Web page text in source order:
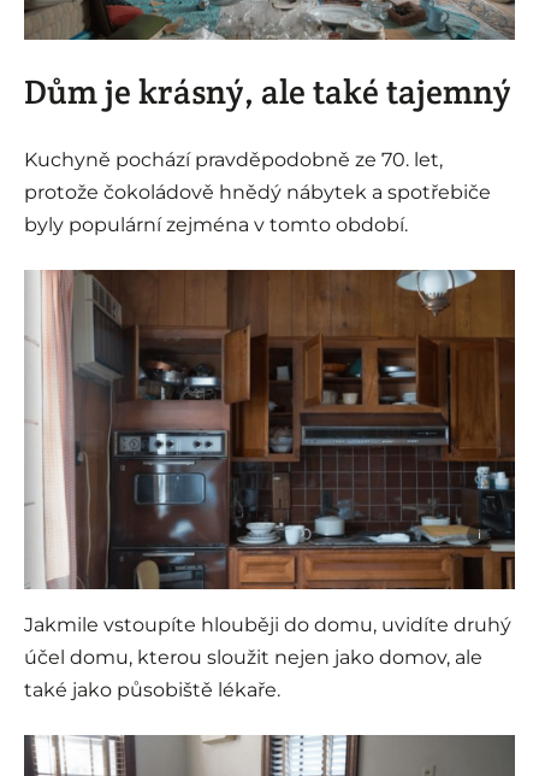
Dům je krásný, ale také tajemný
Kuchyně pochází pravděpodobně ze 70. let,
protože čokoládově hnědý nábytek a spotřebiče
byly populární zejména v tomto období.
i
Jakmile vstoupíte hlouběji do domu, uvidíte druhý
účel domu, kterou sloužit nejen jako domov, ale
také jako působiště lékaře.